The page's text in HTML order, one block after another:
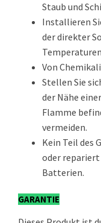
Staub und
Installieren
der direkter
Von
Stellen Sie
der Nähe
Flamme
vermeiden.
Kein Teil des
oder repariert
Batterien.
GARANTIE